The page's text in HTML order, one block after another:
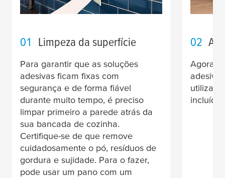
01 Limpeza da superfície
Para garantir que as soluções
adesivas ficam fixas com
segurança e de forma fiável
durante muito tempo, é preciso
limpar primeiro a parede atrás da
sua bancada de cozinha.
Certifique-se de que remove
cuidadosamente o pó, resíduos de
gordura e sujidade. Para o fazer,
pode usar um pano com um
02
Agora